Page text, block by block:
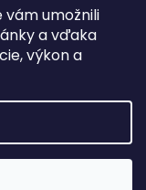
vám umožnili
a vďaka
výkon a
farby a
ženy robia
na svadbu
práva vyhradené.